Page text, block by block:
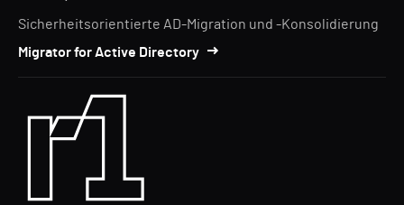
Sicherheitsorientierte AD-Migration und -Konsolidierung
Migrator for Active Directory